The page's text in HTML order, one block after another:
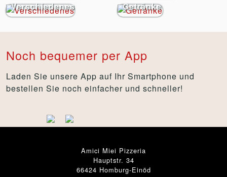
Verschiedenes
Getränke
Noch bequemer per App
Laden Sie unsere App auf Ihr Smartphone und
bestellen Sie noch einfacher und schneller!
Amici Miei Pizzeria
Hauptstr. 34
66424 Homburg-Einöd